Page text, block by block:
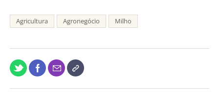
Agricultura Agronegócio Milho